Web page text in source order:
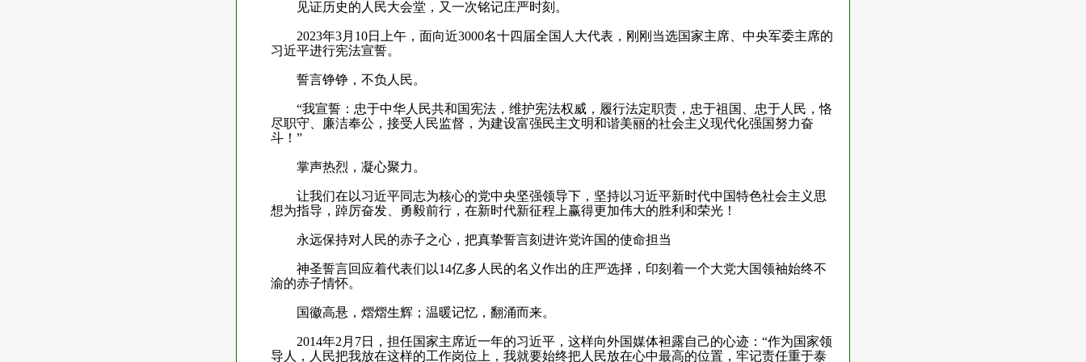
见证历史的人民大会堂，又一次铭记庄严时刻。
2023年3月 10日上午，面向近3000名十四届全国人大代表，刚刚当选国家主席、中央军委主席的
习近平进行宪法宣誓。
誓言铮铮，不负人民。
“我宣誓：忠于中华人民共和国宪法，维护宪法权威，履行法定职责，忠于祖国、忠于人民，恪
尽职守、廉洁奉公，接受人民监督，为建设富强民主文明和谐美丽的社会主义现代化强国努力奋
斗！”
掌声热烈，凝心聚力。
让我们在以习近平同志为核心的党中央坚强领导下，坚持以习近平新时代中国特色社会主义思
想为指导，踔厉奋发、勇毅前行，在新时代新征程上赢得更加伟大的胜利和荣光！
永远保持对人民的赤子之心，把真挚誓言刻进许党许国的使命担当
神圣誓言回应着代表们以14亿多人民的名义作出的庄严选择，印刻着一个大党大国领袖始终不
渝的赤子情怀。
国徽高悬，熠熠生辉；温暖记忆，翻涌而来。
2014年2 月 7日，担任国家主席近一年的习近平，这样向外国媒体袒露自己的心迹：“作为国家领
导人，人民把我放在这样的工作岗位上，我就要始终把人民放在心中最高的位置，牢记责任重于泰